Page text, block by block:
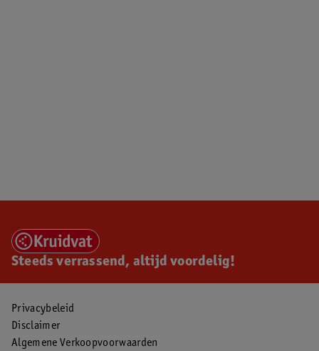
Steeds verrassend, altijd voordelig!
Privacybeleid
Disclaimer
Algemene Verkoopvoorwaarden